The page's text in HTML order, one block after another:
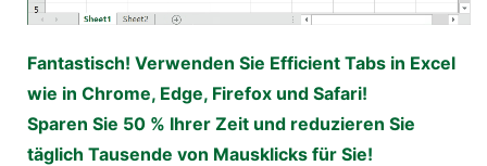
Fantastisch! Verwenden Sie Efficient Tabs in Excel
wie in Chrome, Edge, Firefox und Safari!
Sparen Sie 50 % Ihrer Zeit und reduzieren Sie
täglich Tausende von Mausklicks für Sie!